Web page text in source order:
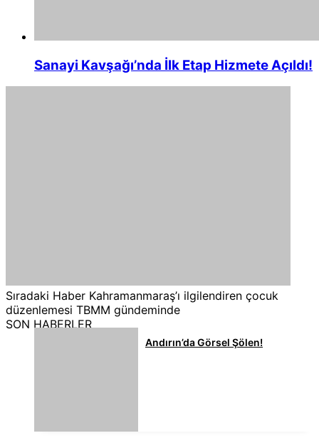
Sanayi Kavşağı’nda İlk Etap Hizmete Açıldı!
Sıradaki Haber Kahramanmaraş’ı ilgilendiren çocuk
düzenlemesi TBMM gündeminde
SON HABERLER
Andırın’da Görsel Şölen!